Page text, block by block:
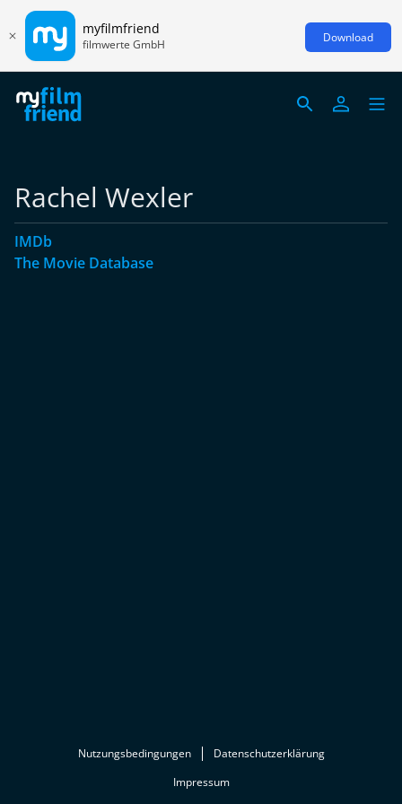
myfilmfriend
filmwerte GmbH Download
Rachel Wexler
IMDb
The Movie Database
Nutzungsbedingungen
Datenschutzerklärung
Impressum